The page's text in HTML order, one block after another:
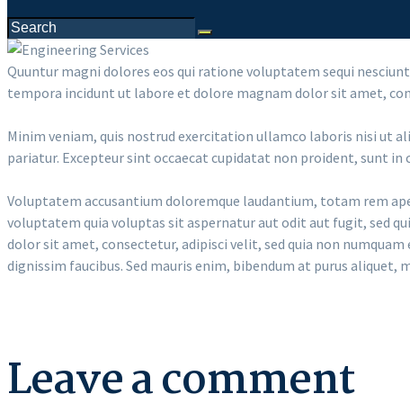
Quuntur magni dolores eos qui ratione voluptatem sequi
tempora incidunt ut labore et dolore magnam dolor sit amet,
Minim veniam, quis nostrud exercitation ullamco laboris nisi ut
pariatur. Excepteur sint occaecat cupidatat non proident, sunt
Voluptatem accusantium doloremque laudantium, totam rem
voluptatem quia voluptas sit aspernatur aut odit aut fugit, sed
dolor sit amet, consectetur, adipisci velit, sed quia non
dignissim faucibus. Sed mauris enim, bibendum at purus
Leave a comment